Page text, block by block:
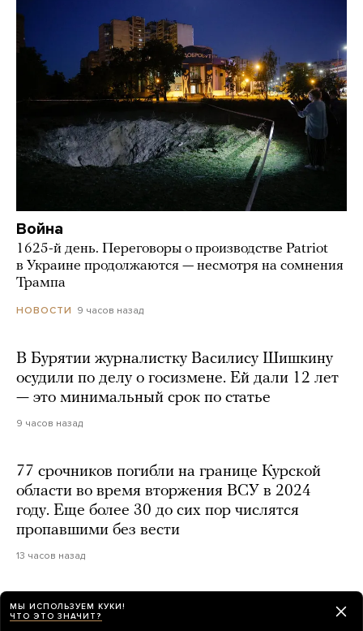
Война
1625-й день. Переговоры о производстве Patriot
в Украине продолжаются — несмотря на сомнения
Трампа
НОВОСТИ 9 часов назад
В Бурятии журналистку Василису Шишкину
осудили по делу о госизмене. Ей дали 12 лет
— это минимальный срок по статье
9 часов назад
77 срочников погибли на границе Курской
области во время вторжения ВСУ в 2024
году. Еще более 30 до сих пор числятся
пропавшими без вести
13 часов назад
МЫ ИСПОЛЬЗУЕМ КУКИ!
ЧТО ЭТО ЗНАЧИТ?